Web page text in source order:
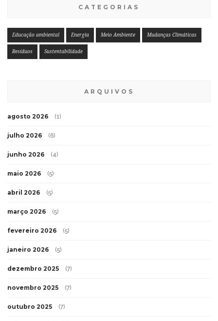
CATEGORIAS
Educação ambiental Energia Meio Ambiente Mudanças Climáticas
Resíduos Sustentabilidade
ARQUIVOS
agosto 2026 (1)
julho 2026 (6)
junho 2026 (4)
maio 2026 (5)
abril 2026 (5)
março 2026 (5)
fevereiro 2026 (5)
janeiro 2026 (5)
dezembro 2025 (7)
novembro 2025 (7)
outubro 2025 (7)